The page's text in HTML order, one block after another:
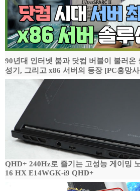
90년대 인터넷 붐과 닷컴 버블이 불러온
성기, 그리고 x86 서버의 등장 [PC흥망
QHD+ 240Hz로 즐기는 고성능 게이밍
16 HX E14WGK-i9 QHD+